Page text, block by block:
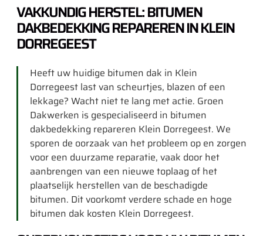
VAKKUNDIG HERSTEL: BITUMEN
DAKBEDEKKING REPAREREN IN KLEIN
DORREGEEST
Heeft uw huidige bitumen dak in Klein
Dorregeest last van scheurtjes, blazen of een
lekkage? Wacht niet te lang met actie. Groen
Dakwerken is gespecialiseerd in bitumen
dakbedekking repareren Klein Dorregeest. We
sporen de oorzaak van het probleem op en zorgen
voor een duurzame reparatie, vaak door het
aanbrengen van een nieuwe toplaag of het
plaatselijk herstellen van de beschadigde
bitumen. Dit voorkomt verdere schade en hoge
bitumen dak kosten Klein Dorregeest.